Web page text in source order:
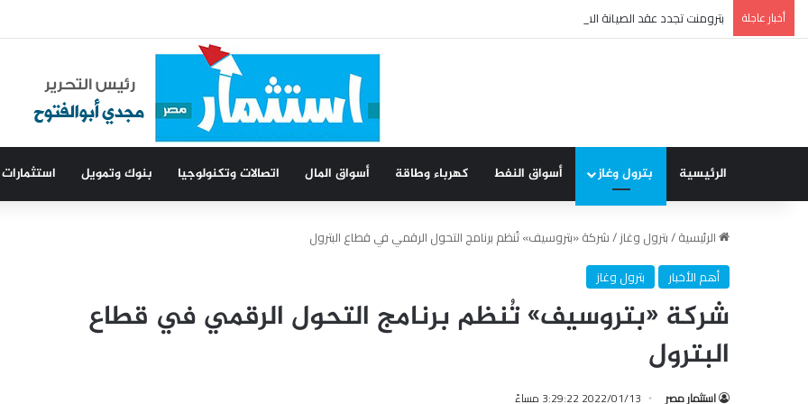
أخبار عاجلة بترومنت تجدد عقد الصيانة الشاملة مع شركة أنربك لمدة ثلاث سنوات
الرئيسية بترول وغاز أسواق النفط كهرباء وطاقة أسواق المال اتصالات وتكنولوجيا بنوك وتمويل
الرئيسية/بترول وغاز/شركة «بتروسيف» تُنظم برنامج التحول الرقمي في قطاع البترول
أهم الأخبار
بترول وغاز
شركة «بتروسيف» تُنظم برنامج التحول الرقمي في قطاع
البترول
استثمار مصر 2022/01/13 3:29:22 مساءً